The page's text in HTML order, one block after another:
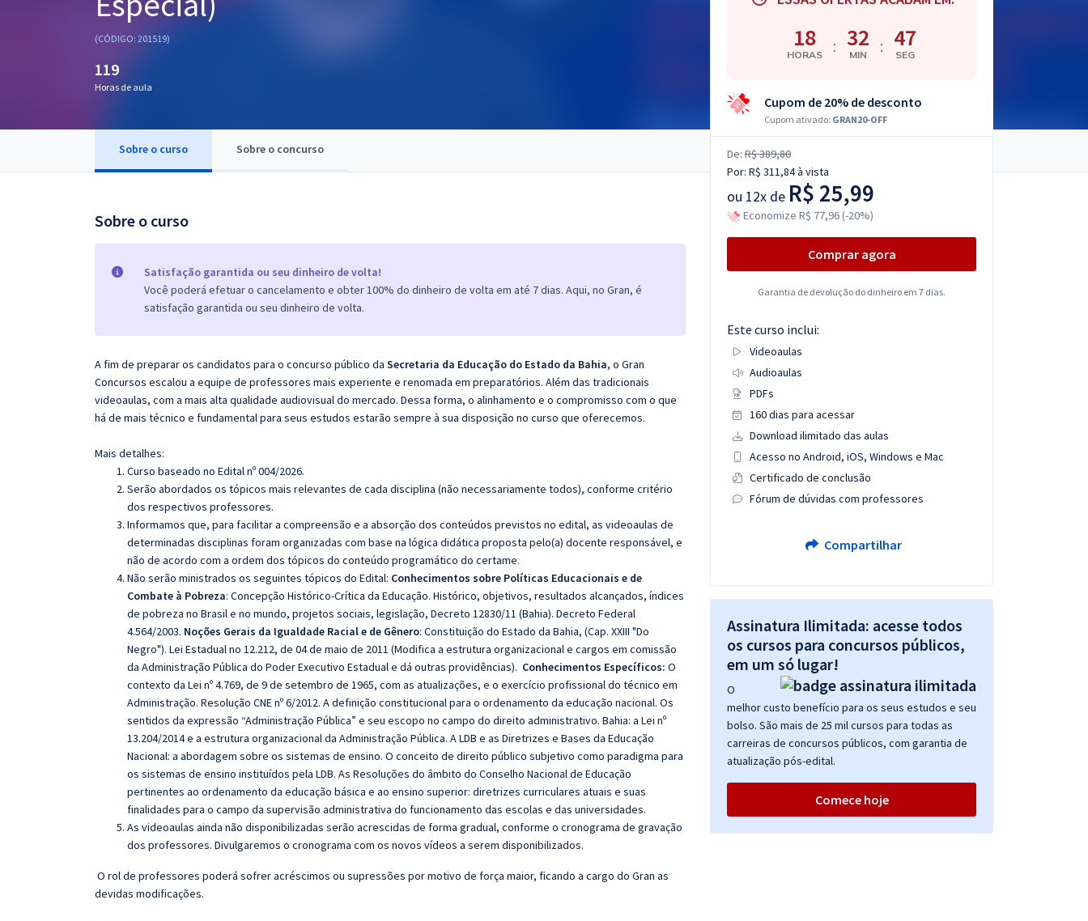
Questões grátis
(CÓDIGO: 201519)
119
Horas de aula
Sobre o curso Sobre o concurso
Sobre o curso
Satisfação garantida ou seu dinheiro de volta!
Você poderá efetuar o cancelamento e obter 100% do dinheiro de volta em até 7 dias. Aqui, no Gran, é
satisfação garantida ou seu dinheiro de volta.
A fim de preparar os candidatos para o concurso público da Secretaria da Educação do Estado da Bahia, o Gran
Concursos escalou a equipe de professores mais experiente e renomada em preparatórios. Além das tradicionais
videoaulas, com a mais alta qualidade audiovisual do mercado. Dessa forma, o alinhamento e o compromisso com o que
há de mais técnico e fundamental para seus estudos estarão sempre à sua disposição no curso que oferecemos.
Mais detalhes:
Curso baseado no Edital nº 004/2026.
Serão abordados os tópicos mais relevantes de cada disciplina (não necessariamente todos), conforme critério
dos respectivos professores.
Informamos que, para facilitar a compreensão e a absorção dos conteúdos previstos no edital, as videoaulas de
determinadas disciplinas foram organizadas com base na lógica didática proposta pelo(a) docente responsável, e
não de acordo com a ordem dos tópicos do conteúdo programático do certame.
Não serão ministrados os seguintes tópicos do Edital: Conhecimentos sobre Políticas Educacionais e de
Combate à Pobreza: Concepção Histórico-Crítica da Educação. Histórico, objetivos, resultados alcançados, índices
de pobreza no Brasil e no mundo, projetos sociais, legislação, Decreto 12830/11 (Bahia). Decreto Federal
4.564/2003. Noções Gerais da Igualdade Racial e de Gênero: Constituição do Estado da Bahia, (Cap. XXIII "Do
Negro"). Lei Estadual no 12.212, de 04 de maio de 2011 (Modifica a estrutura organizacional e cargos em comissão
da Administração Pública do Poder Executivo Estadual e dá outras providências). Conhecimentos Específicos: O
contexto da Lei nº 4.769, de 9 de setembro de 1965, com as atualizações, e o exercício profissional do técnico em
Administração. Resolução CNE nº 6/2012. A definição constitucional para o ordenamento da educação nacional. Os
sentidos da expressão “Administração Pública” e seu escopo no campo do direito administrativo. Bahia: a Lei nº
13.204/2014 e a estrutura organizacional da Administração Pública. A LDB e as Diretrizes e Bases da Educação
Nacional: a abordagem sobre os sistemas de ensino. O conceito de direito público subjetivo como paradigma para
os sistemas de ensino instituídos pela LDB. As Resoluções do âmbito do Conselho Nacional de Educação
pertinentes ao ordenamento da educação básica e ao ensino superior: diretrizes curriculares atuais e suas
finalidades para o campo da supervisão administrativa do funcionamento das escolas e das universidades.
As videoaulas ainda não disponibilizadas serão acrescidas de forma gradual, conforme o cronograma de gravação
dos professores. Divulgaremos o cronograma com os novos vídeos a serem disponibilizados.
O rol de professores poderá sofrer acréscimos ou supressões por motivo de força maior, ficando a cargo do Gran as
devidas modificações.
18
HORAS : 32
MIN : 46
SEG
Cupom de 20% de desconto
Cupom ativado: GRAN20-OFF
De: R$ 389,80
Por: R$ 311,84à vista
ou 12x de R$ 25,99
Economize R$ 77,96 (-20%)
Comprar agora
Garantia de devolução do dinheiro em 7 dias.
Este curso inclui:
Videoaulas
Audioaulas
PDFs
160 dias para acessar
Download ilimitado das aulas
Acesso no Android, iOS, Windows e Mac
Certificado de conclusão
Fórum de dúvidas com professores
Compartilhar
Assinatura Ilimitada: acesse todos
os cursos para concursos públicos,
em um só lugar!
O
melhor custo benefício para os seus estudos e seu
bolso. São mais de 25 mil cursos para todas as
carreiras de concursos públicos, com garantia de
atualização pós-edital.
Comece hoje